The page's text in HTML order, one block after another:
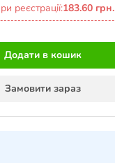
реєстрації:183.60 грн.
Додати в кошик
Замовити зараз